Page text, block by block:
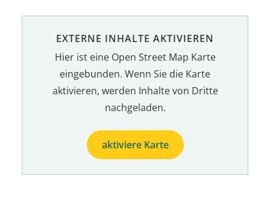
EXTERNE INHALTE AKTIVIEREN
Hier ist eine Open Street Map Karte
eingebunden. Wenn Sie die Karte
aktivieren, werden Inhalte von Dritte
nachgeladen.
aktiviere Karte